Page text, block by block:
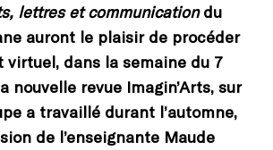
lettres et communicationdu
auront le plaisir de procéder
virtuel, dans la semaine du 7
nouvelle revue Imagin’Arts, sur
a travaillé durant l’automne,
de l’enseignante Maude